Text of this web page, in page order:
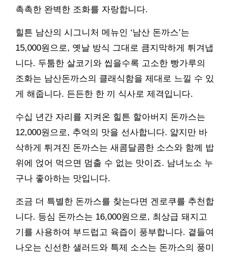
촉촉한 완벽한 조화를 자랑합니다.
힐튼 남산의 시그니처 메뉴인 ‘남산 돈까스’는
15,000원으로, 옛날 방식 그대로 큼지막하게 튀겨냅
니다. 두툼한 살코기와 씹을수록 고소한 빵가루의
조화는 남산돈까스의 클래식함을 제대로 느낄 수 있
게 해줍니다. 든든한 한 끼 식사로 제격입니다.
수십 년간 자리를 지켜온 힐튼 할아버지 돈까스는
12,000원으로, 추억의 맛을 선사합니다. 얇지만 바
삭하게 튀겨진 돈까스는 새콤달콤한 소스와 함께 밥
위에 얹어 먹으면 멈출 수 없는 맛이죠. 남녀노소 누
구나 좋아하는 맛입니다.
조금 더 특별한 돈까스를 찾는다면 겐로쿠를 추천합
니다. 등심 돈까스는 16,000원으로, 최상급 돼지고
기를 사용하여 부드럽고 육즙이 풍부합니다. 곁들여
나오는 신선한 샐러드와 특제 소스는 돈까스의 풍미